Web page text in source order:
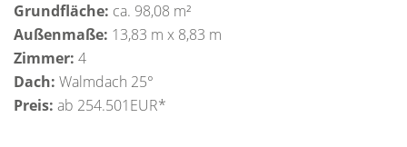
Grundfläche: ca. 98,08 m²
Außenmaße: 13,83 m x 8,83 m
Zimmer: 4
Dach: Walmdach 25°
Preis: ab 254.501EUR*